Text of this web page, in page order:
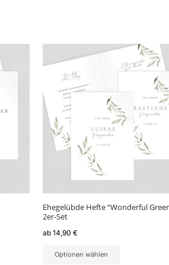
Ehegelübde Hefte “Wonderful
2er-Set
ab 14,90 €
Optionen wählen
Produkt
weist
mehrere
Varianten
auf.
Die
Optionen
können
werden